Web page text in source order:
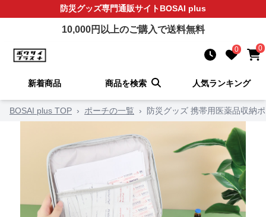
防災グッズ専門通販サイトBOSAI plus
10,000円以上のご購入で送料無料
0 0
新着商品 商品を検索 人気ランキング
BOSAI plus TOP › ポーチの一覧 › 防災グッズ 携帯用医薬品収納